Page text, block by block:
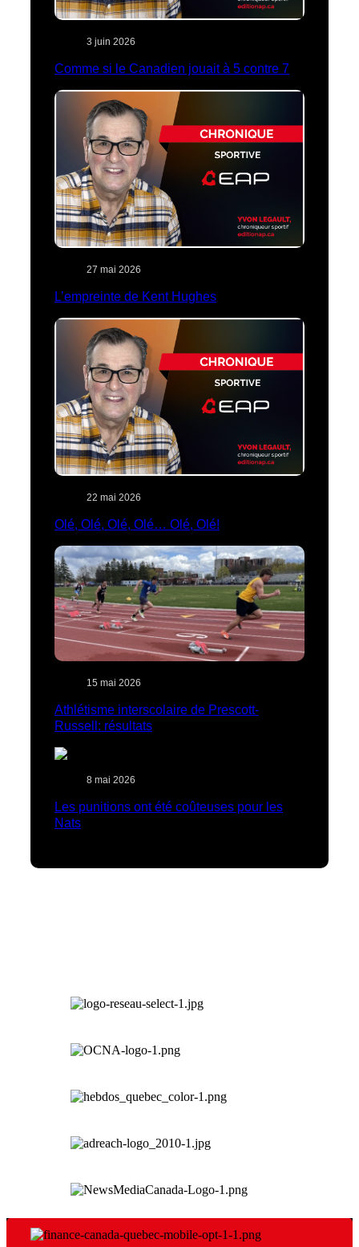
3 juin 2026
Comme si le Canadien jouait à 5 contre 7
27 mai 2026
L’empreinte de Kent Hughes
22 mai 2026
Olé, Olé, Olé, Olé… Olé, Olé!
15 mai 2026
Athlétisme interscolaire de Prescott-
Russell: résultats
8 mai 2026
Les punitions ont été coûteuses pour les
Nats